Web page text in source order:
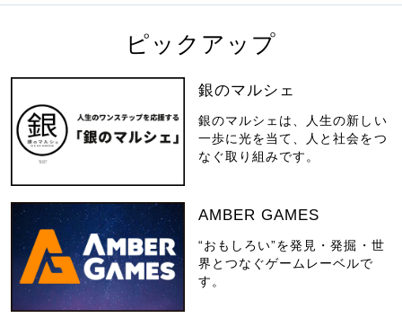
ピックアップ
銀のマルシェ
銀のマルシェは、人生の新しい
一歩に光を当て、人と社会をつ
なぐ取り組みです。
AMBER GAMES
“おもしろい”を発見・発掘・世
界とつなぐゲームレーベルで
す。